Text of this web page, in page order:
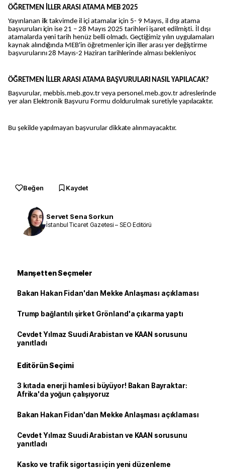
ÖĞRETMEN İLLER ARASI ATAMA MEB 2025
Yayınlanan ilk takvimde il içi atamalar için 5- 9 Mayıs, il dışı atama
başvuruları için ise 21 – 28 Mayıs 2025 tarihleri işaret edilmişti. İl dışı
atamalarda yeni tarih henüz belli olmadı. Geçtiğimiz yılın uygulamaları
kaynak alındığında MEB'in öğretmenler için iller arası yer değiştirme
başvurularını 28 Mayıs-2 Haziran tarihlerinde alması bekleniyor.
ÖĞRETMEN İLLER ARASI ATAMA BAŞVURULARI NASIL YAPILACAK?
Başvurular, mebbis.meb.gov.tr veya personel.meb.gov.tr adreslerinde
yer alan Elektronik Başvuru Formu doldurulmak suretiyle yapılacaktır.
Bu şekilde yapılmayan başvurular dikkate alınmayacaktır.
Beğen Kaydet
Servet Sena Sorkun
İstanbul Ticaret Gazetesi – SEO Editörü
Manşetten Seçmeler
Bakan Hakan Fidan'dan Mekke Anlaşması açıklaması
Trump bağlantılı şirket Grönland'a çıkarma yaptı
Cevdet Yılmaz Suudi Arabistan ve KAAN sorusunu
yanıtladı
Editörün Seçimi
3 kıtada enerji hamlesi büyüyor! Bakan Bayraktar:
Afrika'da yoğun çalışıyoruz
Bakan Hakan Fidan'dan Mekke Anlaşması açıklaması
Cevdet Yılmaz Suudi Arabistan ve KAAN sorusunu
yanıtladı
Kasko ve trafik sigortası için yeni düzenleme